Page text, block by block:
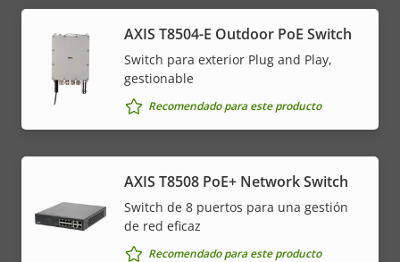
AXIS T8504-E Outdoor PoE Switch
Switch para exterior Plug and Play,
gestionable
Recomendado para este producto
AXIS T8508 PoE+ Network Switch
Switch de 8 puertos para una gestión
de red eficaz
Recomendado para este producto